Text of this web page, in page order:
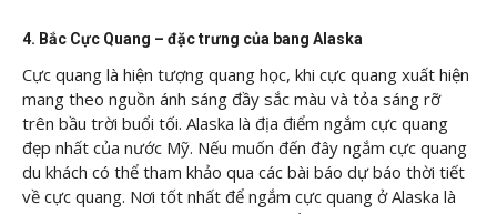
4. Bắc Cực Quang – đặc trưng của bang Alaska
Cực quang là hiện tượng quang học, khi cực quang xuất hiện
mang theo nguồn ánh sáng đầy sắc màu và tỏa sáng rỡ
trên bầu trời buổi tối. Alaska là địa điểm ngắm cực quang
đẹp nhất của nước Mỹ. Nếu muốn đến đây ngắm cực quang
du khách có thể tham khảo qua các bài báo dự báo thời tiết
về cực quang. Nơi tốt nhất để ngắm cực quang ở Alaska là